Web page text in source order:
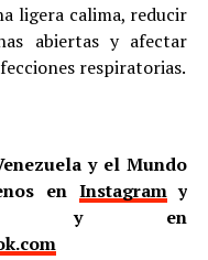
ligera calima, reducir
abiertas y afectar
respiratorias.
y el Mundo
en Instagramy
en